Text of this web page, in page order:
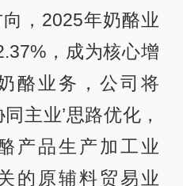
，2025年奶酪业
，成为核心增
酪业务，公司将
主业’思路优化，
产品生产加工业
的原辅料贸易业